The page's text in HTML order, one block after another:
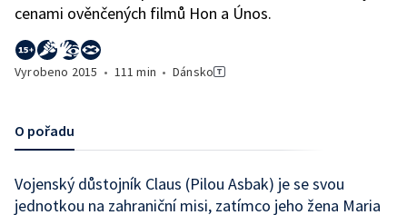
cenami ověnčených filmů Hon a Únos.
Vyrobeno 2015 • 111 min •Dánsko
O pořadu
Vojenský důstojník Claus (Pilou Asbak) je se svou
jednotkou na zahraniční misi, zatímco jeho žena Maria